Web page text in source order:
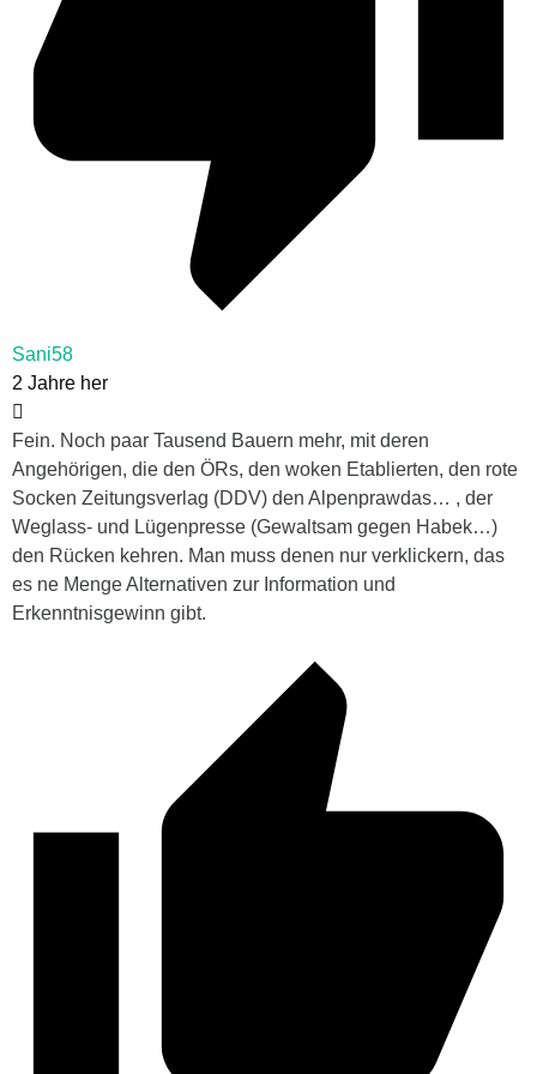
Sani58
2 Jahre her
Fein. Noch paar Tausend Bauern mehr, mit deren
Angehörigen, die den ÖRs, den woken Etablierten, den rote
Socken Zeitungsverlag (DDV) den Alpenprawdas… , der
Weglass- und Lügenpresse (Gewaltsam gegen Habek…)
den Rücken kehren. Man muss denen nur verklickern, das
es ne Menge Alternativen zur Information und
Erkenntnisgewinn gibt.